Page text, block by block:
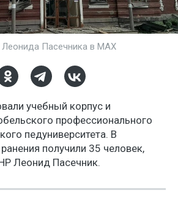
Пасечника в МАХ
учебный корпус и
профессионального
педуниверситета. В
получили 35 человек,
Леонид Пасечник.